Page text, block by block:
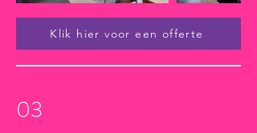
Klik hier voor een offerte
03